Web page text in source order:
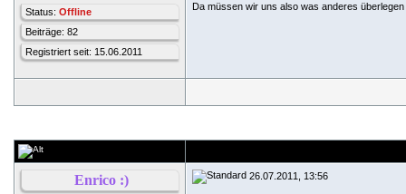
Status: Offline
Beiträge: 82
Registriert seit: 15.06.2011
Da müssen wir uns also was anderes überlegen
Enrico :) 26.07.2011, 13:56